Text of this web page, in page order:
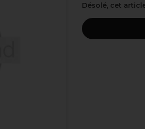
Désolé, cet